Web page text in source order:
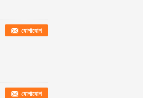
যোগাযোগ
যোগাযোগ